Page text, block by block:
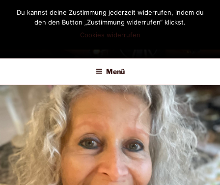
DIANDRA-CIRCLE
Menü
Du kannst deine Zustimmung jederzeit widerrufen, indem du
den den Button „Zustimmung widerrufen“ klickst.
Cookies widerrufen